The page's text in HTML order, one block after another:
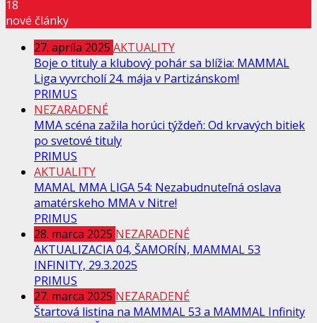
18
nové články
27. apríla 2025 AKTUALITY
Boje o tituly a klubový pohár sa blížia: MAMMAL
Liga vyvrcholí 24. mája v Partizánskom!
PRIMUS
NEZARADENÉ
MMA scéna zažila horúci týždeň: Od krvavých bitiek
po svetové tituly
PRIMUS
AKTUALITY
MAMAL MMA LIGA 54: Nezabudnuteľná oslava
amatérskeho MMA v Nitre!
PRIMUS
28. marca 2025 NEZARADENÉ
AKTUALIZACIA 04, ŠAMORÍN, MAMMAL 53
INFINITY, 29.3.2025
PRIMUS
27. marca 2025 NEZARADENÉ
Štartová listina na MAMMAL 53 a MAMMAL Infinity